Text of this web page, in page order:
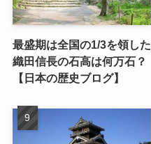
最盛期は全国の1/3を領した
織田信長の石高は何万石？
【日本の歴史ブログ】